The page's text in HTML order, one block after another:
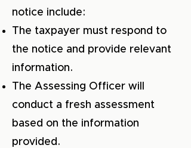
notice include:
The taxpayer must respond to
the notice and provide relevant
information.
The Assessing Officer will
conduct a fresh assessment
based on the information
provided.